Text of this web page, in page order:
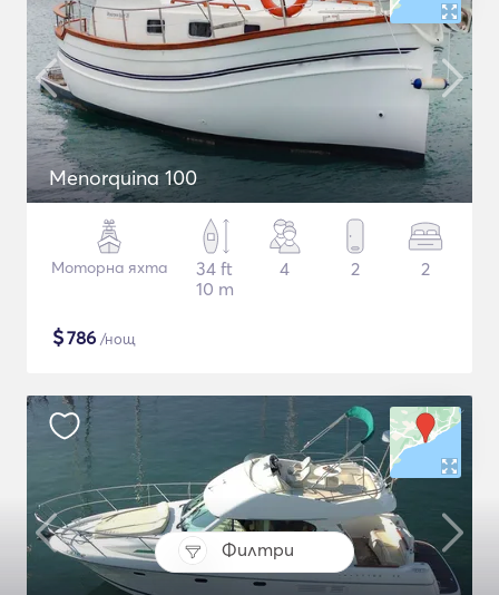
Филтри
Menorquina 100
Моторна яхта
34 ft
10 m
4 2 2
$786 /нощ